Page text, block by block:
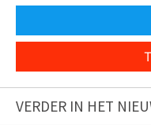
VERDER IN HET